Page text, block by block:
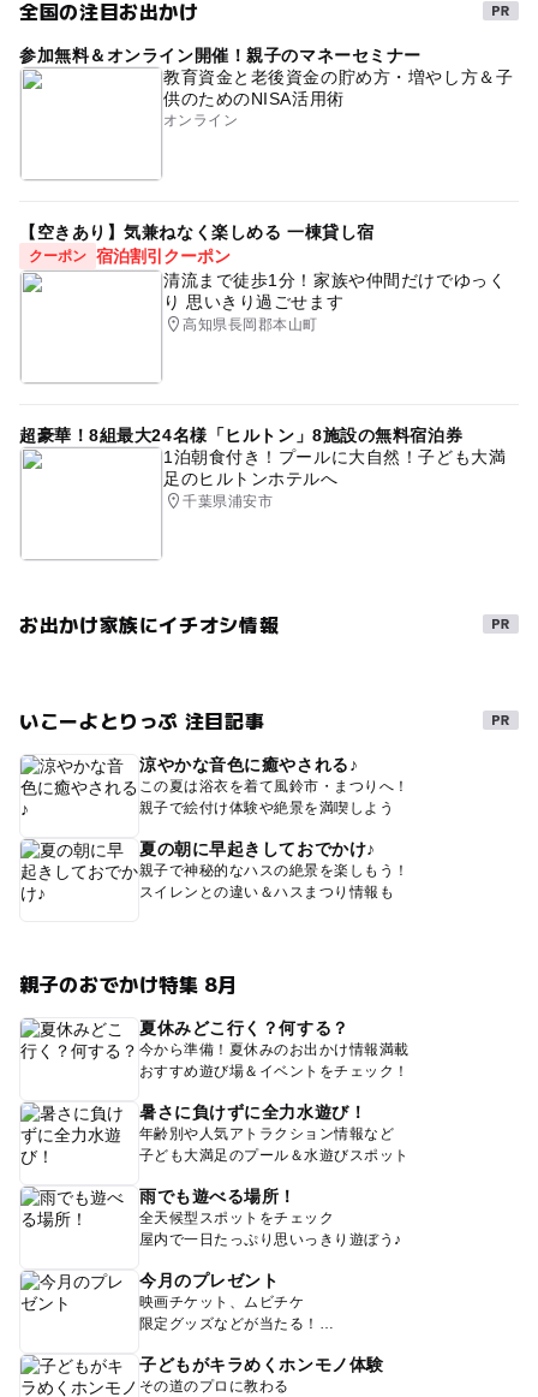
全国の注目お出かけ
参加無料＆オンライン開催！親子のマネーセミナー
教育資金と老後資金の貯め方・増やし方＆子
供のためのNISA活用術
オンライン
【空きあり】気兼ねなく楽しめる 一棟貸し宿
クーポン 宿泊割引クーポン
清流まで徒歩1分！家族や仲間だけでゆっく
り 思いきり過ごせます
高知県長岡郡本山町
超豪華！8組最大24名様「ヒルトン」8施設の無料宿泊券
1泊朝食付き！プールに大自然！子ども大満
足のヒルトンホテルへ
千葉県浦安市
お出かけ家族にイチオシ情報
いこーよとりっぷ 注目記事
涼やかな音色に癒やされる♪
この夏は浴衣を着て風鈴市・まつりへ！
親子で絵付け体験や絶景を満喫しよう
夏の朝に早起きしておでかけ♪
親子で神秘的なハスの絶景を楽しもう！
スイレンとの違い＆ハスまつり情報も
親子のおでかけ特集 8月
夏休みどこ行く？何する？
今から準備！夏休みのお出かけ情報満載
おすすめ遊び場＆イベントをチェック！
暑さに負けずに全力水遊び！
年齢別や人気アトラクション情報など
子ども大満足のプール＆水遊びスポット
雨でも遊べる場所！
全天候型スポットをチェック
屋内で一日たっぷり思いっきり遊ぼう♪
今月のプレゼント
映画チケット、ムビチケ
限定グッズなどが当たる！
子どもがキラめくホンモノ体験
その道のプロに教わる